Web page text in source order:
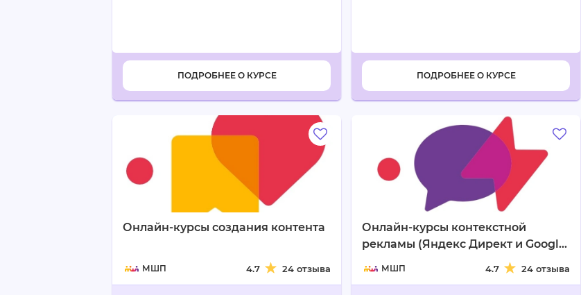
ПОДРОБНЕЕ О КУРСЕ ПОДРОБНЕЕ О КУРСЕ
Онлайн-курсы создания контента
МШП 4.7 24 отзыва
Онлайн-курсы контекстной
рекламы (Яндекс Директ и Google
МШП 4.7 24 отзыва